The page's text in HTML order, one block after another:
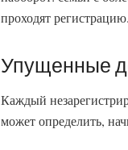
проходят регистрацию.
Упущенные
Каждый
может определить,